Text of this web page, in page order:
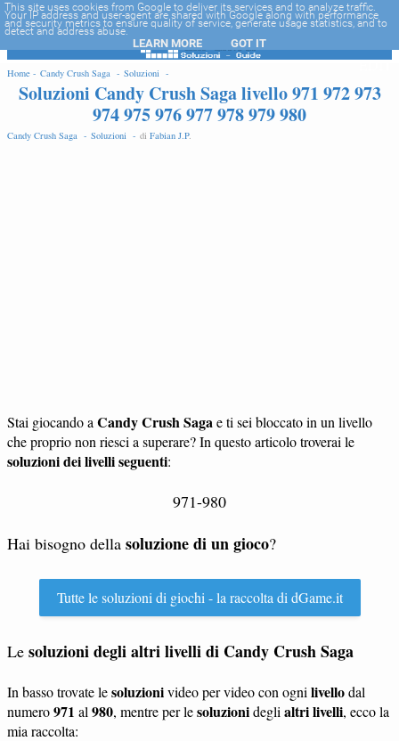
-->
Home - Candy Crush Saga - Soluzioni -
Soluzioni Candy Crush Saga livello 971 972 973
974 975 976 977 978 979 980
Candy Crush Saga - Soluzioni - di Fabian J.P.
Stai giocando a Candy Crush Sagae ti sei bloccato in un livello
che proprio non riesci a superare? In questo articolo troverai le
soluzioni dei livelli seguenti:
971-980
Hai bisogno della soluzione di un gioco?
Tutte le soluzioni di giochi - la raccolta di dGame.it
Le soluzioni degli altri livelli di Candy Crush Saga
In basso trovate lesoluzionivideo per video con ogni livellodal
numero971 al 980, mentre per lesoluzionidegli altri livelli, ecco la
mia raccolta:
EDIT
This site uses cookies from Google to deliver its services and to analyze traffic.
Your IP address and user-agent are shared with Google along with performance
and security metrics to ensure quality of service, generate usage statistics, and to
detect and address abuse.
LEARN MORE GOT IT